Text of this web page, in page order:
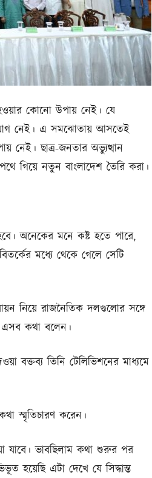
কোনো উপায় নেই। যে
নেই। এ সমঝোতায় আসতেই
নেই। ছাত্র-জনতার অভ্যুত্থান
গিয়ে নতুন বাংলাদেশ তৈরি করা।
অনেকের মনে কষ্ট হতে পারে,
মধ্যে থেকে গেলে সেটি
নিয়ে রাজনৈতিক দলগুলোর সঙ্গে
এসব কথা বলেন।
বক্তব্য তিনি টেলিভিশনের মাধ্যমে
স্মৃতিচারণ করেন।
যাবে। ভাবছিলাম কথা শুরুর পর
হয়েছি এটা দেখে যে সিদ্ধান্ত